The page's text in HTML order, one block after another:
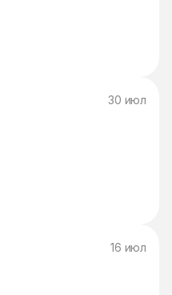
30 июл
16 июл